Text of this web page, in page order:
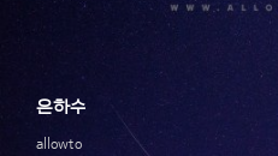
allowto
은하수